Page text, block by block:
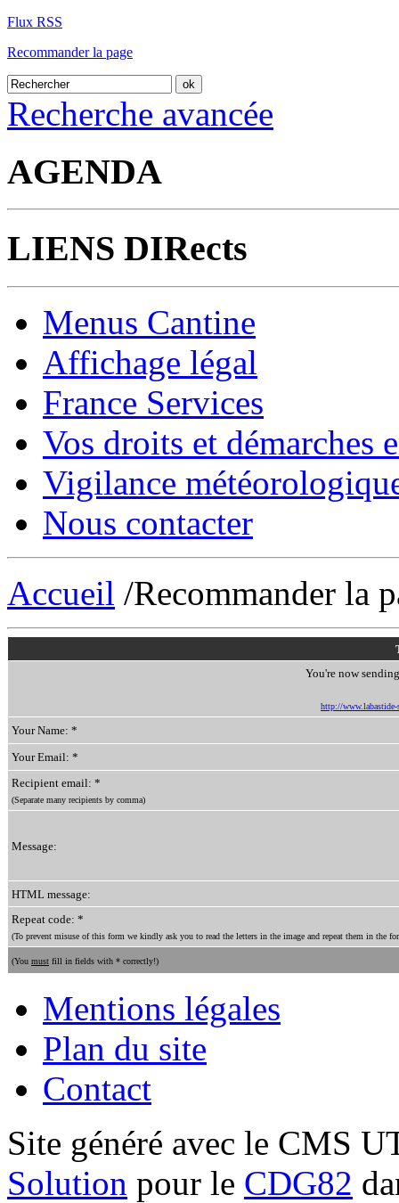
Flux RSS
Recommander la page
Recherche avancée
AGENDA
LIENS DIRects
Menus Cantine
Affichage légal
France Services
Vos droits et démarches
Vigilance
Nous contacter
Accueil /Recommander la
You're now
http://
Your Name: *
Your Email: *
Recipient email: *
(Separate many recipients by comma)
Message:
HTML message:
Repeat code: *
(To prevent misuse of this form we kindly ask you to read the letters in the image and repeat them in the
(You must fill in fields with * correctly!)
Mentions légales
Plan du site
Contact
Site généré avec le CMS
Solution pour le CDG82